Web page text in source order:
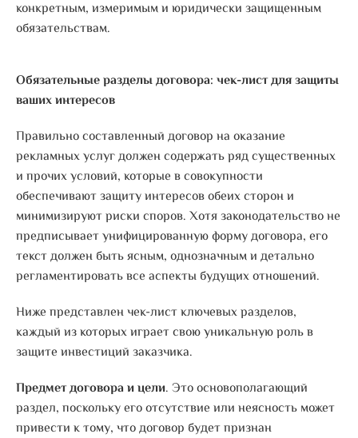
конкретным, измеримым и юридически защищенным
обязательствам.
Обязательные разделы договора: чек-лист для защиты
ваших интересов
Правильно составленный договор на оказание
рекламных услуг должен содержать ряд существенных
и прочих условий, которые в совокупности
обеспечивают защиту интересов обеих сторон и
минимизируют риски споров. Хотя законодательство не
предписывает унифицированную форму договора, его
текст должен быть ясным, однозначным и детально
регламентировать все аспекты будущих отношений.
Ниже представлен чек-лист ключевых разделов,
каждый из которых играет свою уникальную роль в
защите инвестиций заказчика.
Предмет договора и цели. Это основополагающий
раздел, поскольку его отсутствие или неясность может
привести к тому, что договор будет признан